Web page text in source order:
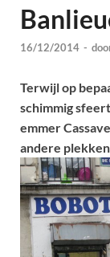
16/12/2014 -
Terwijl op
schimmig
emmer
andere